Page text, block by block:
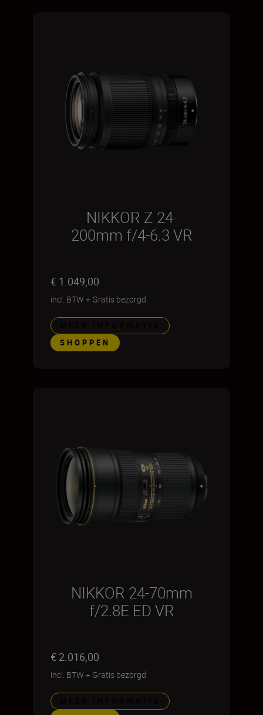
NIKKOR Z 24-
200mm f/4-6.3 VR
€ 1.049,00
incl. BTW + Gratis bezorgd
SHOPPEN
NIKKOR 24-70mm
f/2.8E ED VR
€ 2.016,00
incl. BTW + Gratis bezorgd